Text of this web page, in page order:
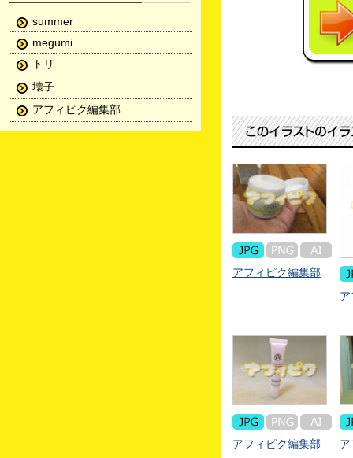
アフィピク編集部
アフィピク編集部
summer
megumi
トリ
壊子
アフィピク編集部